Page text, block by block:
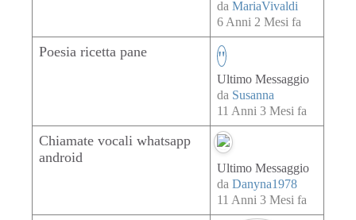
da MariaVivaldi
6 Anni 2 Mesi fa
Poesia ricetta pane
Ultimo Messaggio
da Susanna
11 Anni 3 Mesi fa
Chiamate vocali whatsapp
android
Ultimo Messaggio
da Danyna1978
11 Anni 3 Mesi fa